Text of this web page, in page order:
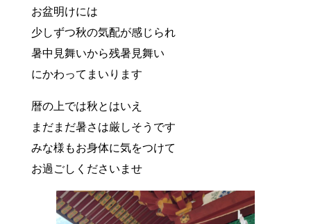
お盆明けには
少しずつ秋の気配が感じられ
暑中見舞いから残暑見舞い
にかわってまいります
暦の上では秋とはいえ
まだまだ暑さは厳しそうです
みな様もお身体に気をつけて
お過ごしくださいませ